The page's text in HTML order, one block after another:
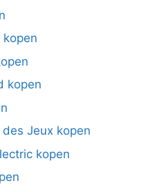
kopen
Jeux kopen
kopen